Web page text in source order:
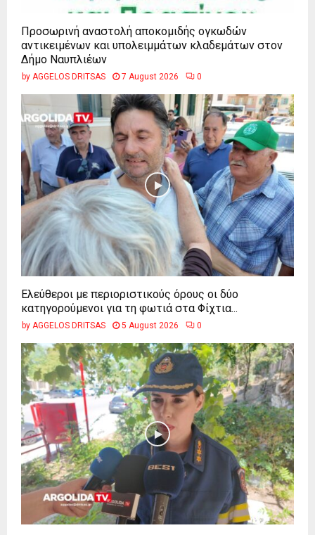
Προσωρινή αναστολή αποκομιδής ογκωδών
αντικειμένων και υπολειμμάτων κλαδεμάτων στον
Δήμο Ναυπλιέων
by AGGELOS DRITSAS 7 August 2026 0
Ελεύθεροι με περιοριστικούς όρους οι δύο
κατηγορούμενοι για τη φωτιά στα Φίχτια...
by AGGELOS DRITSAS 5 August 2026 0